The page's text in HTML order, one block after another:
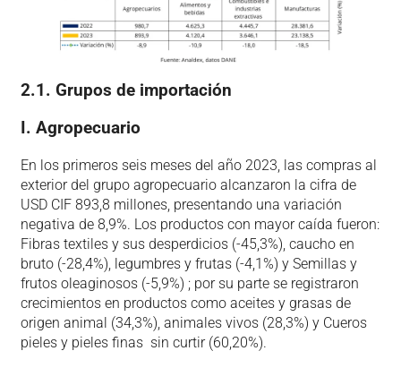
2.1. Grupos de importación
I. Agropecuario
En los primeros seis meses del año 2023, las compras al
exterior del grupo agropecuario alcanzaron la cifra de
USD CIF 893,8 millones, presentando una variación
negativa de 8,9%. Los productos con mayor caída fueron:
Fibras textiles y sus desperdicios (-45,3%), caucho en
bruto (-28,4%), legumbres y frutas (-4,1%) y Semillas y
frutos oleaginosos (-5,9%) ; por su parte se registraron
crecimientos en productos como aceites y grasas de
origen animal (34,3%), animales vivos (28,3%) y Cueros
pieles y pieles finas sin curtir (60,20%).